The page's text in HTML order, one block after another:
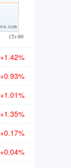
+1.42%
+0.93%
+1.01%
+1.35%
+0.17%
+0.04%